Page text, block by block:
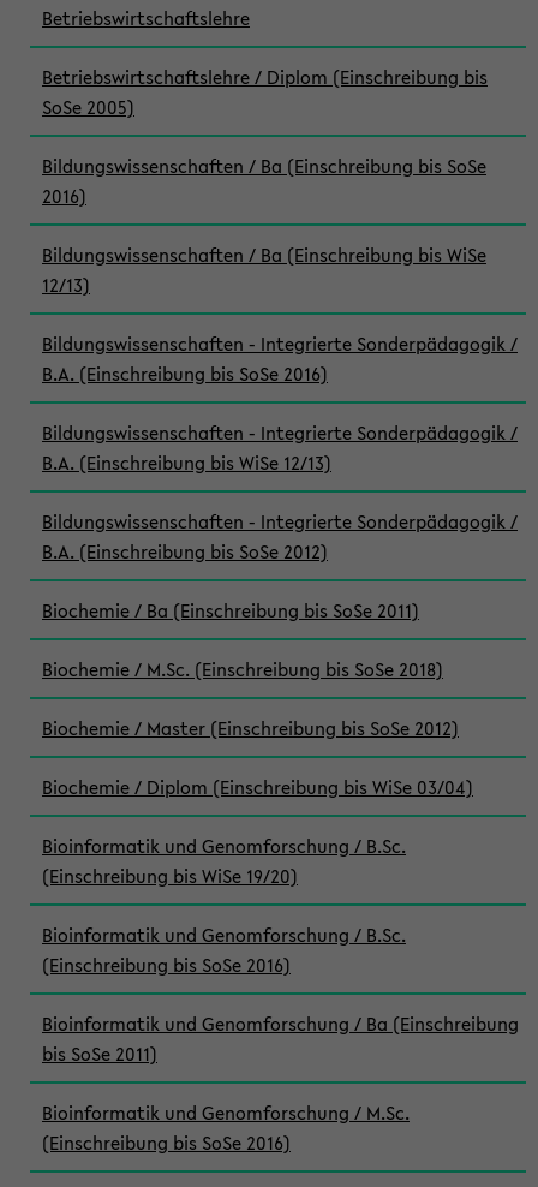
Betriebswirtschaftslehre
Betriebswirtschaftslehre / Diplom (Einschreibung bis
SoSe 2005)
Bildungswissenschaften / Ba (Einschreibung bis SoSe
2016)
Bildungswissenschaften / Ba (Einschreibung bis WiSe
12/13)
Bildungswissenschaften - Integrierte Sonderpädagogik /
B.A. (Einschreibung bis SoSe 2016)
Bildungswissenschaften - Integrierte Sonderpädagogik /
B.A. (Einschreibung bis WiSe 12/13)
Bildungswissenschaften - Integrierte Sonderpädagogik /
B.A. (Einschreibung bis SoSe 2012)
Biochemie / Ba (Einschreibung bis SoSe 2011)
Biochemie / M.Sc. (Einschreibung bis SoSe 2018)
Biochemie / Master (Einschreibung bis SoSe 2012)
Biochemie / Diplom (Einschreibung bis WiSe 03/04)
Bioinformatik und Genomforschung / B.Sc.
(Einschreibung bis WiSe 19/20)
Bioinformatik und Genomforschung / B.Sc.
(Einschreibung bis SoSe 2016)
Bioinformatik und Genomforschung / Ba (Einschreibung
bis SoSe 2011)
Bioinformatik und Genomforschung / M.Sc.
(Einschreibung bis SoSe 2016)